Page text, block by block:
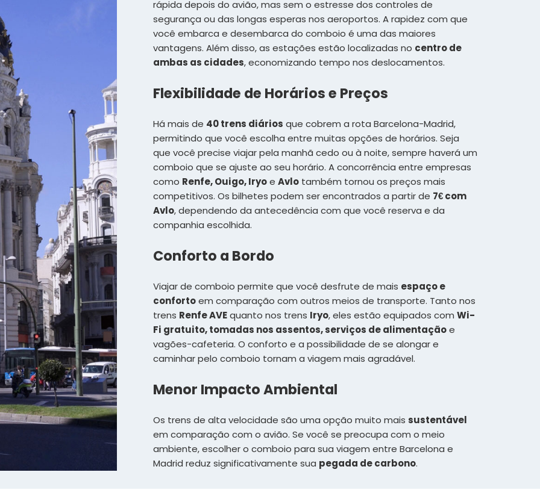
rápida depois do avião, mas sem o estresse dos controles de
segurança ou das longas esperas nos aeroportos. A rapidez com que
você embarca e desembarca do comboio é uma das maiores
vantagens. Além disso, as estações estão localizadas no centro de
ambas as cidades, economizando tempo nos deslocamentos.
Flexibilidade de Horários e Preços
Há mais de 40 trens diários que cobrem a rota Barcelona-Madrid,
permitindo que você escolha entre muitas opções de horários. Seja
que você precise viajar pela manhã cedo ou à noite, sempre haverá um
comboio que se ajuste ao seu horário. A concorrência entre empresas
como Renfe, Ouigo, Iryoe Avlo também tornou os preços mais
competitivos. Os bilhetes podem ser encontrados a partir de 7€ com
Avlo, dependendo da antecedência com que você reserva e da
companhia escolhida.
Conforto a Bordo
Viajar de comboio permite que você desfrute de mais espaço e
confortoem comparação com outros meios de transporte. Tanto nos
trens Renfe AVEquanto nos trens Iryo, eles estão equipados com Wi-
Fi gratuito, tomadas nos assentos, serviços de alimentaçãoe
vagões-cafeteria. O conforto e a possibilidade de se alongar e
caminhar pelo comboio tornam a viagem mais agradável.
Menor Impacto Ambiental
Os trens de alta velocidade são uma opção muito mais sustentável
em comparação com o avião. Se você se preocupa com o meio
ambiente, escolher o comboio para sua viagem entre Barcelona e
Madrid reduz significativamente sua pegada de carbono.